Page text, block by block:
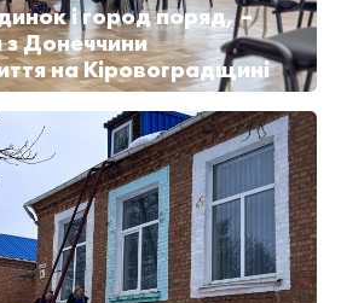
і город поряд, –
Донеччини
на Кіровоградщині